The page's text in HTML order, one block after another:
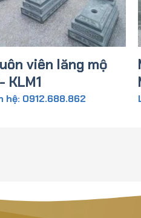
viên lăng mộ
KLM1
hệ: 0912.688.862